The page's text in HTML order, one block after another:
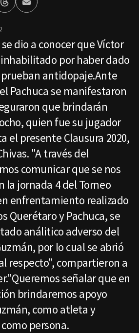
ThreadsEnviar
por
dio a conocer que Víctor
por haber dado
antidopaje.Ante
Pachuca se manifestaron
que brindarán
quien fue su jugador
el presente Clausura 2020,
"A través del
comunicar que se nos
la jornada 4 del Torneo
enfrentamiento realizado
Querétaro y Pachuca, se
análitico adverso del
por lo cual se abrió
respecto", compartieron a
señalar que en
brindaremos apoyo
como atleta y
persona.